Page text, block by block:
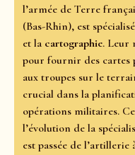
l’armée de Terre
(Bas-Rhin), est
et la cartographie. Leur
pour fournir des cartes
aux troupes sur le
crucial dans la
opérations militaires.
l’évolution de la
est passée de